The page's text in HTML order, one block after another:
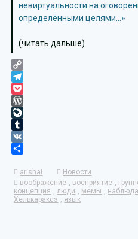
невиртуальности на
определёнными целями…»
(читать дальше)
Copy
Link
Telegram
Pocket
WordPress
LiveJournal
Tumblr
VK
arishai
Новости
воображение , восприятие ,
концепция ,люди , мемы ,
Хелькараксэ , язык